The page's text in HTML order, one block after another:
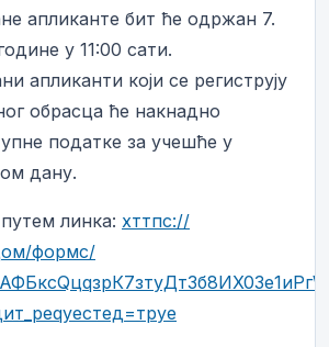
апликанте бит ће одржан 7.
у 11:00 сати.
апликанти који се региструју
обрасца ће накнадно
податке за учешће у
дану.
линка: хттпс://
формс/